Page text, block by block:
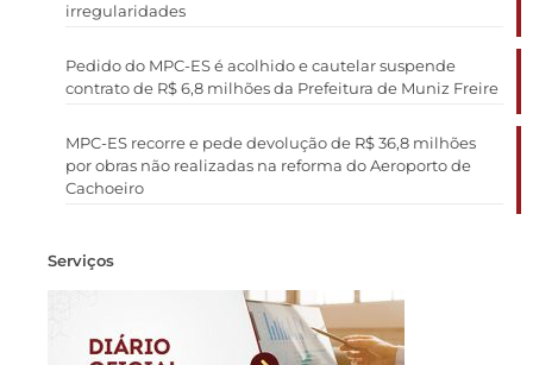
irregularidades
Pedido do MPC-ES é acolhido e cautelar suspende
contrato de R$ 6,8 milhões da Prefeitura de Muniz Freire
MPC-ES recorre e pede devolução de R$ 36,8 milhões
por obras não realizadas na reforma do Aeroporto de
Cachoeiro
Serviços